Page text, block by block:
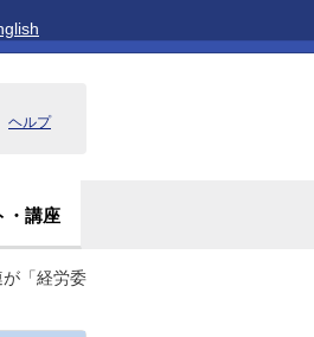
ヘルプ
・講座
「経労委